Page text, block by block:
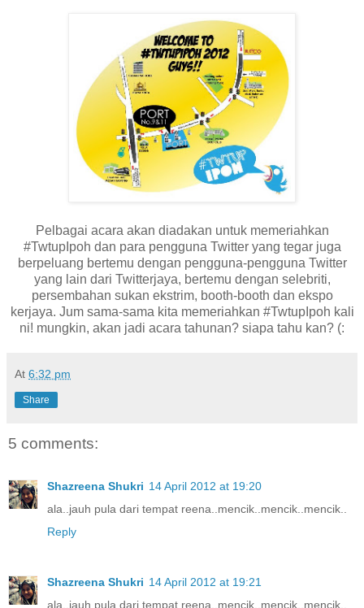
Pelbagai acara akan diadakan untuk memeriahkan
#TwtupIpoh dan para pengguna Twitter yang tegar juga
berpeluang bertemu dengan pengguna-pengguna Twitter
yang lain dari Twitterjaya, bertemu dengan selebriti,
persembahan sukan ekstrim, booth-booth dan ekspo
kerjaya. Jum sama-sama kita memeriahkan #TwtupIpoh kali
ni! mungkin, akan jadi acara tahunan? siapa tahu kan? (:
At 6:32 pm
Share
5 comments:
Shazreena Shukri 14 April 2012 at 19:20
ala..jauh pula dari tempat reena..mencik..mencik..mencik..
Reply
Shazreena Shukri 14 April 2012 at 19:21
ala..jauh pula dari tempat reena..mencik..mencik..mencik..